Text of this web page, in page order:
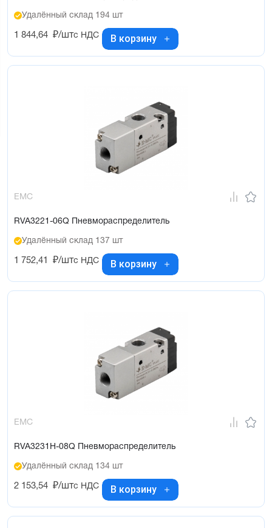
Удалённый склад 194 шт
1 844,64 ₽/штс НДС В корзину
EMC
RVA3221-06Q Пневмораспределитель
Удалённый склад 137 шт
1 752,41 ₽/штс НДС В корзину
EMC
RVA3231H-08Q Пневмораспределитель
Удалённый склад 134 шт
2 153,54 ₽/штс НДС В корзину